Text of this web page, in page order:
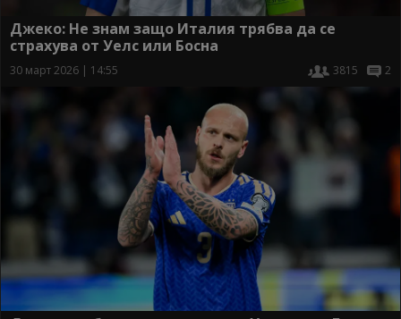
Джеко: Не знам защо Италия трябва да се
страхува от Уелс или Босна
30 март 2026 | 14:55 3815 2